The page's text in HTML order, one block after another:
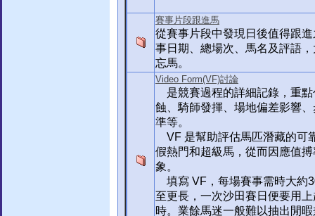
賽事片段跟進馬
從賽事片段中發現日後值得跟
事日期、總場次、馬名及評語
忘馬。
Video Form(VF)討論
是競賽過程的詳細記錄，重點
蝕、騎師發揮、場地偏差影響
準等。
VF 是幫助評估馬匹潛藏的可
假熱門和超級馬，從而因應值
象。
填寫 VF，每場賽事需時大約
至更長，一次沙田賽日便要用
時。業餘馬迷一般難以抽出閒